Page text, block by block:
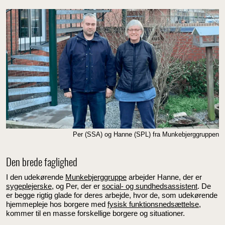
Per (SSA) og Hanne (SPL) fra Munkebjerggruppen
Den brede faglighed
I den udekørende Munkebjerggruppe arbejder Hanne, der er
sygeplejerske, og Per, der er social- og sundhedsassistent. De
er begge rigtig glade for deres arbejde, hvor de, som udekørende
hjemmepleje hos borgere med fysisk funktionsnedsættelse,
kommer til en masse forskellige borgere og situationer.